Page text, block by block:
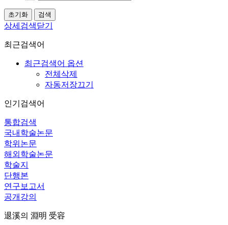
상세검색닫기
최근검색어
최근검색어 옵션
전체삭제
자동저장끄기
인기검색어
통합검색
국내학술논문
학위논문
해외학술논문
학술지
단행본
연구보고서
공개강의
退溪의 淵明 受容